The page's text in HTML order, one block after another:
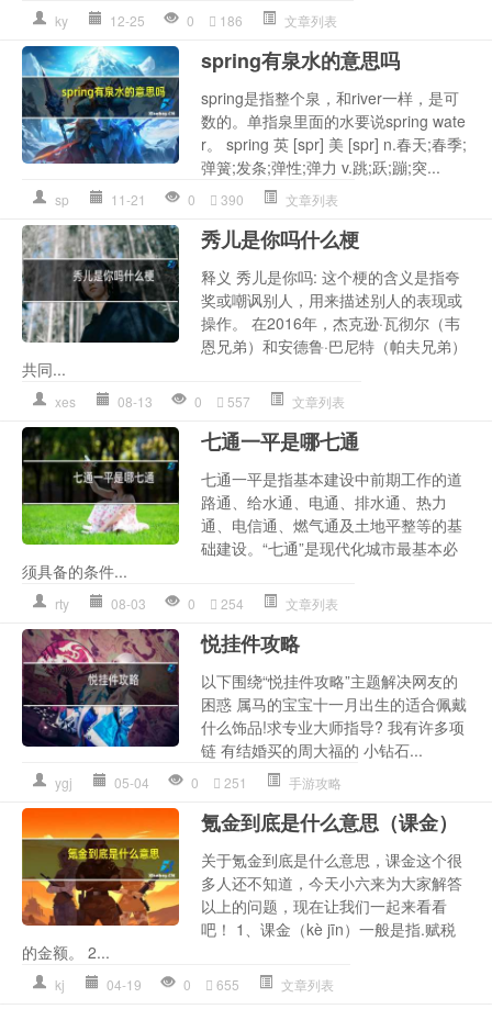
ky 12-25 0 186 文章列表
spring有泉水的意思吗
spring是指整个泉，和river一样，是可
数的。单指泉里面的水要说spring wate
r。 spring 英 [spr] 美 [spr] n.春天;春季;
弹簧;发条;弹性;弹力 v.跳;跃;蹦;突...
sp 11-21 0 390 文章列表
秀儿是你吗什么梗
释义 秀儿是你吗: 这个梗的含义是指夸
奖或嘲讽别人，用来描述别人的表现或
操作。 在2016年，杰克逊·瓦彻尔（韦
恩兄弟）和安德鲁·巴尼特（帕夫兄弟）
共同...
xes 08-13 0 557 文章列表
七通一平是哪七通
七通一平是指基本建设中前期工作的道
路通、给水通、电通、排水通、热力
通、电信通、燃气通及土地平整等的基
础建设。“七通”是现代化城市最基本必
须具备的条件...
rty 08-03 0 254 文章列表
悦挂件攻略
以下围绕“悦挂件攻略”主题解决网友的
困惑 属马的宝宝十一月出生的适合佩戴
什么饰品!求专业大师指导? 我有许多项
链 有结婚买的周大福的 小钻石...
ygj 05-04 0 251 手游攻略
氪金到底是什么意思（课金）
关于氪金到底是什么意思，课金这个很
多人还不知道，今天小六来为大家解答
以上的问题，现在让我们一起来看看
吧！ 1、课金（kè jīn）一般是指.赋税
的金额。 2...
kj 04-19 0 655 文章列表